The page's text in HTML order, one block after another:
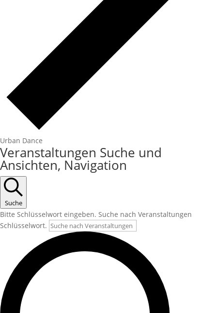
Urban Dance
Veranstaltungen Suche und
Ansichten, Navigation
Suche
Bitte Schlüsselwort eingeben. Suche nach Veranstaltungen
Schlüsselwort.